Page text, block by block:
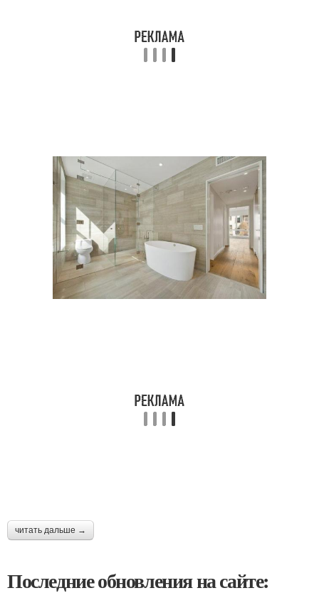
читать дальше →
Последние обновления на сайте: